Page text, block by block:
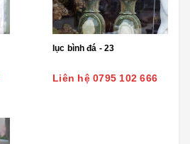
lục bình đá - 23
Liên hệ 0795 102 666